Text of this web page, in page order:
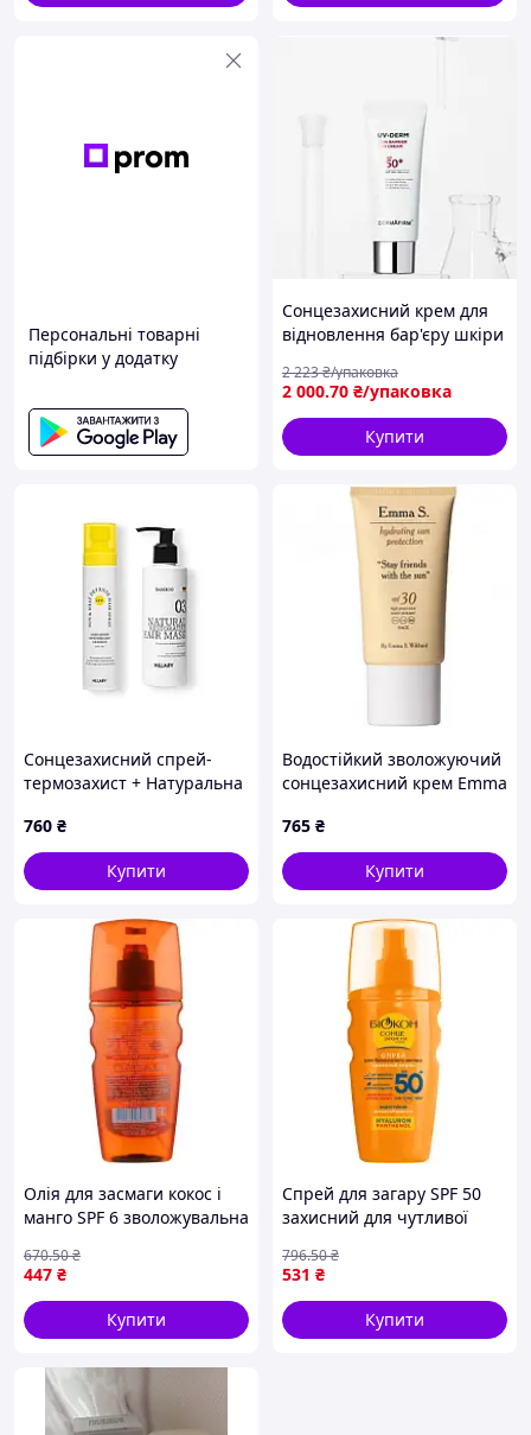
Персональні товарні
підбірки у додатку
Сонцезахисний крем для
відновлення бар'єру шкіри
для реактивної шкіри без
хімічних фільтрів
Dermafirm
2 000.70 ₴/упаковка
2 223₴/упаковка
Купити
Сонцезахисний спрей-
термозахист + Натуральна
760 ₴
Купити
Водостійкий зволожуючий
сонцезахисний крем Emma
SPF 30, 50 мл
765 ₴
Купити
Олія для засмаги кокос і
манго SPF 6 зволожувальна
активна засмага 150 мл
FLAME
447 ₴
670.50₴
Купити
Спрей для загару SPF 50
захисний для чутливої
живленням. FLAME
531 ₴
796.50₴
Купити